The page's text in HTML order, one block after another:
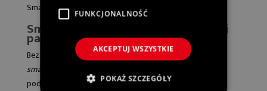
Smacznego!
Smażenie placków z cukinii na dobrej
patelni: dlaczego warto?
Bez względu na to, jakie danie przygotowujemy, czy to
smażone placki z cukinii
podstawa. Najważniejsze, aby była topatelnia
FUNKCJONALNOŚĆ
AKCEPTUJ WSZYSTKIE
POKAŻ SZCZEGÓŁY